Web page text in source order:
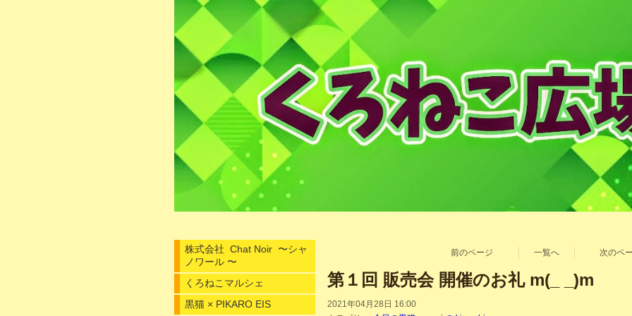
前のページ 一覧へ 次のペ
第１回 販売会 開催のお礼 m(_ _)m
2021年04月28日 16:00
株式会社 Chat Noir 〜シャ
ノワール 〜
くろねこマルシェ
黒猫 × PIKARO EIS